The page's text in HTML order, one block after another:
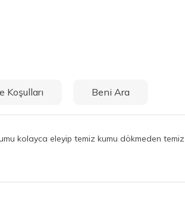
Koşulları Beni Ara
kolayca eleyip temiz kumu dökmeden temiz